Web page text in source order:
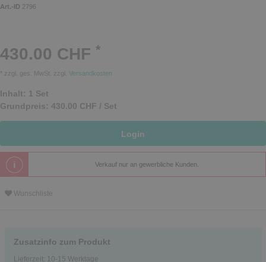
Art.-ID 2796
430.00 CHF *
* zzgl. ges. MwSt. zzgl. Versandkosten
Inhalt: 1 Set
Grundpreis: 430.00 CHF / Set
Login
Verkauf nur an gewerbliche Kunden.
Wunschliste
Zusatzinfo zum Produkt
Lieferzeit: 10-15 Werktage